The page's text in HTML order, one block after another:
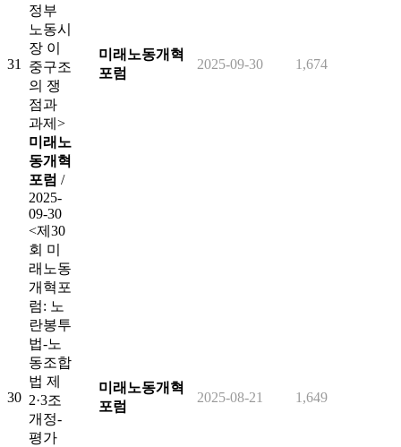
31
정부
노동시
장 이
중구조
의 쟁
점과
과제>
미래노
동개혁
포럼 /
2025-
09-30
미래노동개혁
포럼
2025-09-30 1,674
30
<제30
회 미
래노동
개혁포
럼: 노
란봉투
법-노
동조합
법 제
2·3조
개정-
평가
미래노동개혁
포럼
2025-08-21 1,649